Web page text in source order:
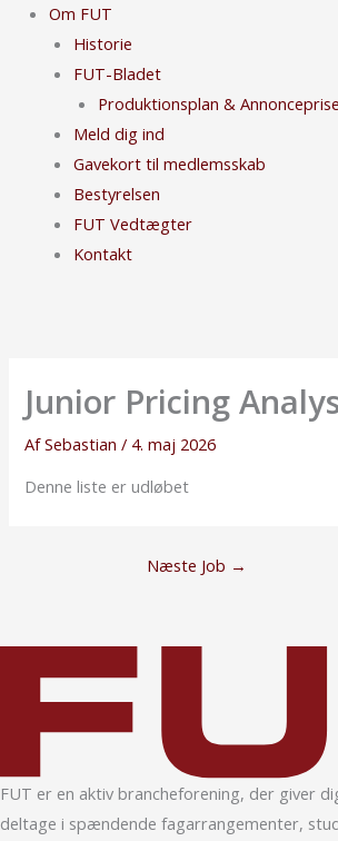
Om FUT
Historie
FUT-Bladet
Produktionsplan &
Meld dig ind
Gavekort til medlemsskab
Bestyrelsen
FUT Vedtægter
Kontakt
Junior Pricing
AfSebastian/ 4. maj 2026
Denne liste er udløbet
Næste Job →
FUT er en aktiv branche­forening, der giver
deltage i spændende fag­arrangementer,